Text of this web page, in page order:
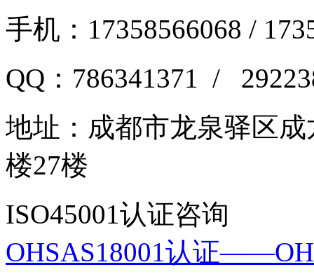
手机：17358566068 /
QQ：786341371 /
地址： 成都市龙泉驿区
楼27楼
ISO45001认证咨询
OHSAS18001认证